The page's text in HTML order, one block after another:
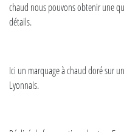
chaud nous pouvons obtenir une
détails.
Ici un marquage à chaud doré sur
Lyonnais.